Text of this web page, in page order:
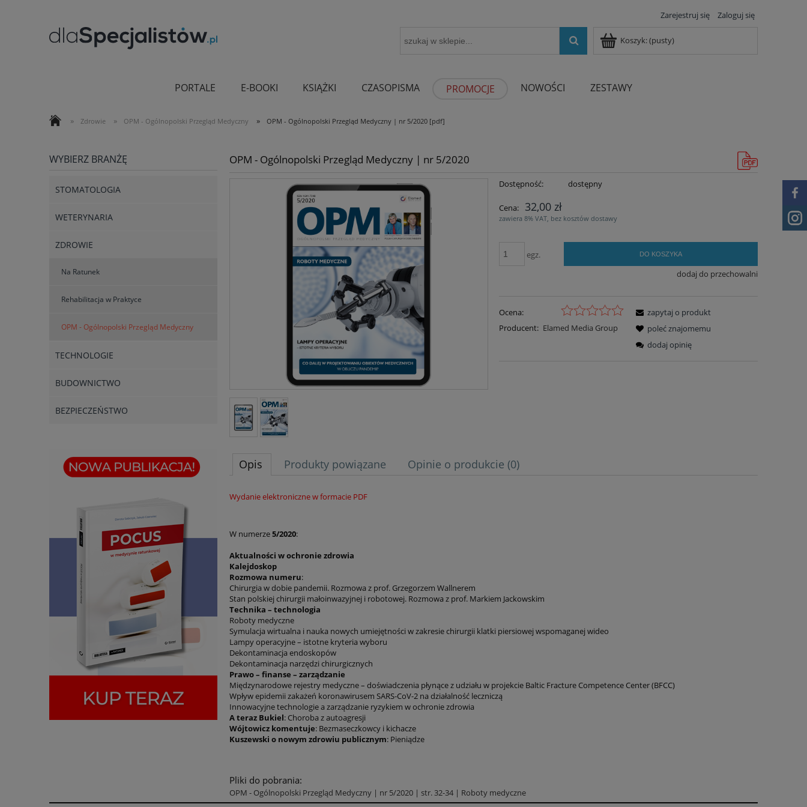
Zarejestruj się Zaloguj się
Koszyk:(pusty)
PORTALE E-BOOKI KSIĄŻKI CZASOPISMA PROMOCJE NOWOŚCI ZESTAWY
» Zdrowie » OPM - Ogólnopolski Przegląd Medyczny » OPM - Ogólnopolski Przegląd Medyczny | nr 5/2020 [pdf]
WYBIERZ BRANŻĘ
STOMATOLOGIA
WETERYNARIA
ZDROWIE
Na Ratunek
Rehabilitacja w Praktyce
OPM - Ogólnopolski Przegląd Medyczny
TECHNOLOGIE
BUDOWNICTWO
BEZPIECZEŃSTWO
OPM - Ogólnopolski Przegląd Medyczny | nr 5/2020
Dostępność: dostępny
Cena: 32,00 zł
zawiera 8% VAT, bez kosztów dostawy
egz. DO KOSZYKA
dodaj do przechowalni
Ocena:
Producent: Elamed Media Group
zapytaj o produkt
poleć znajomemu
dodaj opinię
Opis Produkty powiązane Opinie o produkcie (0)
Wydanie elektroniczne w formacie PDF
W numerze5/2020:
Aktualności w ochronie zdrowia
Kalejdoskop
Rozmowa numeru:
Chirurgia w dobie pandemii. Rozmowa z prof. Grzegorzem Wallnerem
Stan polskiej chirurgii małoinwazyjnej i robotowej. Rozmowa z prof. Markiem Jackowskim
Technika – technologia
Roboty medyczne
Symulacja wirtualna i nauka nowych umiejętności w zakresie chirurgii klatki piersiowej wspomaganej wideo
Lampy operacyjne – istotne kryteria wyboru
Dekontaminacja endoskopów
Dekontaminacja narzędzi chirurgicznych
Prawo – finanse – zarządzanie
Międzynarodowe rejestry medyczne – doświadczenia płynące z udziału w projekcie Baltic Fracture Competence Center (BFCC)
Wpływ epidemii zakażeń koronawirusem SARS-CoV-2 na działalność leczniczą
Innowacyjne technologie a zarządzanie ryzykiem w ochronie zdrowia
A teraz Bukiel: Choroba z autoagresji
Wójtowicz komentuje: Bezmaseczkowcy i kichacze
Kuszewski o nowym zdrowiu publicznym: Pieniądze
Pliki do pobrania:
OPM - Ogólnopolski Przegląd Medyczny | nr 5/2020 | str. 32-34 | Roboty medyczne